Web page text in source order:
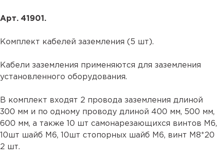
Арт. 41901.
Комплект кабелей заземления (5 шт).
Кабели заземления применяются для заземления
установленного оборудования.
В комплект входят 2 провода заземления длиной
300 мм и по одному проводу длиной 400 мм, 500 мм,
600 мм, а также 10 шт самонарезающихся винтов М6,
10шт шайб M6, 10шт стопорных шайб М6, винт М8*20
2 шт.